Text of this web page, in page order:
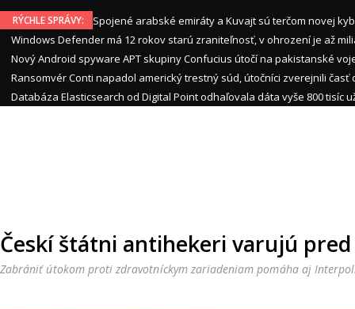
RÝCHLE SPRÁVY:
Spojené arabské emiráty a Kuvajt sú terčom novej
Windows Defender má 12 rokov starú zraniteľnosť, v ohrození je až
Nový Android spyware APT skupiny Confucius útočí na pakistanské
Ransomvér Conti napadol americký trestný súd, útočníci zverejnili časť
Databáza Elasticsearch od Digital Point odhaľovala dáta vyše 800 tisíc
Českí štátni antihekeri varujú
Zabrániť útokom proti zdravotníckym zariadeniam pomáha aj